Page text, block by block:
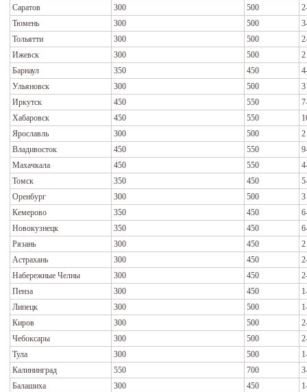
Саратов
300 500
Тюмень
300 500
Тольятти
300 500
Ижевск
300 500
2
Барнаул
350 450
Ульяновск
300 500
3
Иркутск
450 550
Хабаровск
450 550
Ярославль
300 500
2
Владивосток
450 550
Махачкала
450 550
Томск
350 450
Оренбург
300 500
3
Кемерово
350 450
Новокузнецк
350 450
Рязань
300 450
2
Астрахань
300 450
Набережные Челны
300 450
Пенза
300 450
Липецк
300 500
Киров
300 500
Чебоксары
300 500
Тула
300 500
Калининград
550 700
Балашиха
300 450